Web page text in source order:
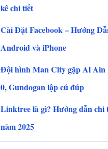
kê chi tiết
Cài Đặt Facebook – Hướng
Android và iPhone
Đội hình Man City gặp Al Ain
0, Gundogan lập cú đúp
Linktree là gì? Hướng dẫn chi
năm 2025